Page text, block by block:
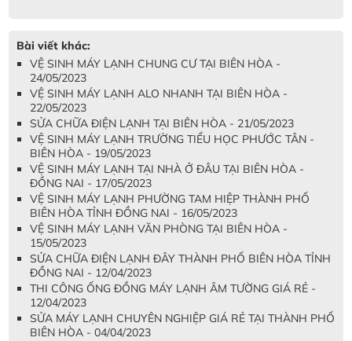
Bài viết khác:
VỆ SINH MÁY LẠNH CHUNG CƯ TẠI BIÊN HÒA -
24/05/2023
VỆ SINH MÁY LẠNH ALO NHANH TẠI BIÊN HÒA -
22/05/2023
SỬA CHỮA ĐIỆN LẠNH TẠI BIÊN HÒA - 21/05/2023
VỆ SINH MÁY LẠNH TRƯỜNG TIỂU HỌC PHƯỚC TÂN -
BIÊN HÒA - 19/05/2023
VỆ SINH MÁY LẠNH TẠI NHÀ Ở ĐÂU TẠI BIÊN HÒA -
ĐỒNG NAI - 17/05/2023
VỆ SINH MÁY LẠNH PHƯỜNG TAM HIỆP THÀNH PHỐ
BIÊN HÒA TỈNH ĐỒNG NAI - 16/05/2023
VỆ SINH MÁY LẠNH VĂN PHÒNG TẠI BIÊN HÒA -
15/05/2023
SỬA CHỮA ĐIỆN LẠNH ĐÂY THÀNH PHỐ BIÊN HÒA TỈNH
ĐỒNG NAI - 12/04/2023
THI CÔNG ỐNG ĐỒNG MÁY LẠNH ÂM TƯỜNG GIÁ RẺ -
12/04/2023
SỬA MÁY LẠNH CHUYÊN NGHIỆP GIÁ RẺ TẠI THÀNH PHỐ
BIÊN HÒA - 04/04/2023